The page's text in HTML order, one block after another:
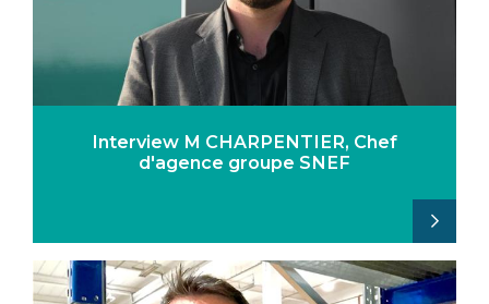
Interview M CHARPENTIER, Chef
d'agence groupe SNEF